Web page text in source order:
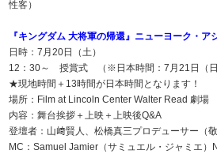
性客）
『キングダム 大将軍の帰還』ニューヨーク・ア
日時：7月20日（土）
12：30～ 授賞式 （※日本時間：7月21日（日
★現地時間＋13時間が日本時間となります！
場所：Film at Lincoln Center Walter Read 劇場
内容：舞台挨拶＋上映＋上映後Q&A
登壇者：山﨑賢人、松橋真三プロデューサー（敬
MC：Samuel Jamier（サミュエル・ジャミエ）